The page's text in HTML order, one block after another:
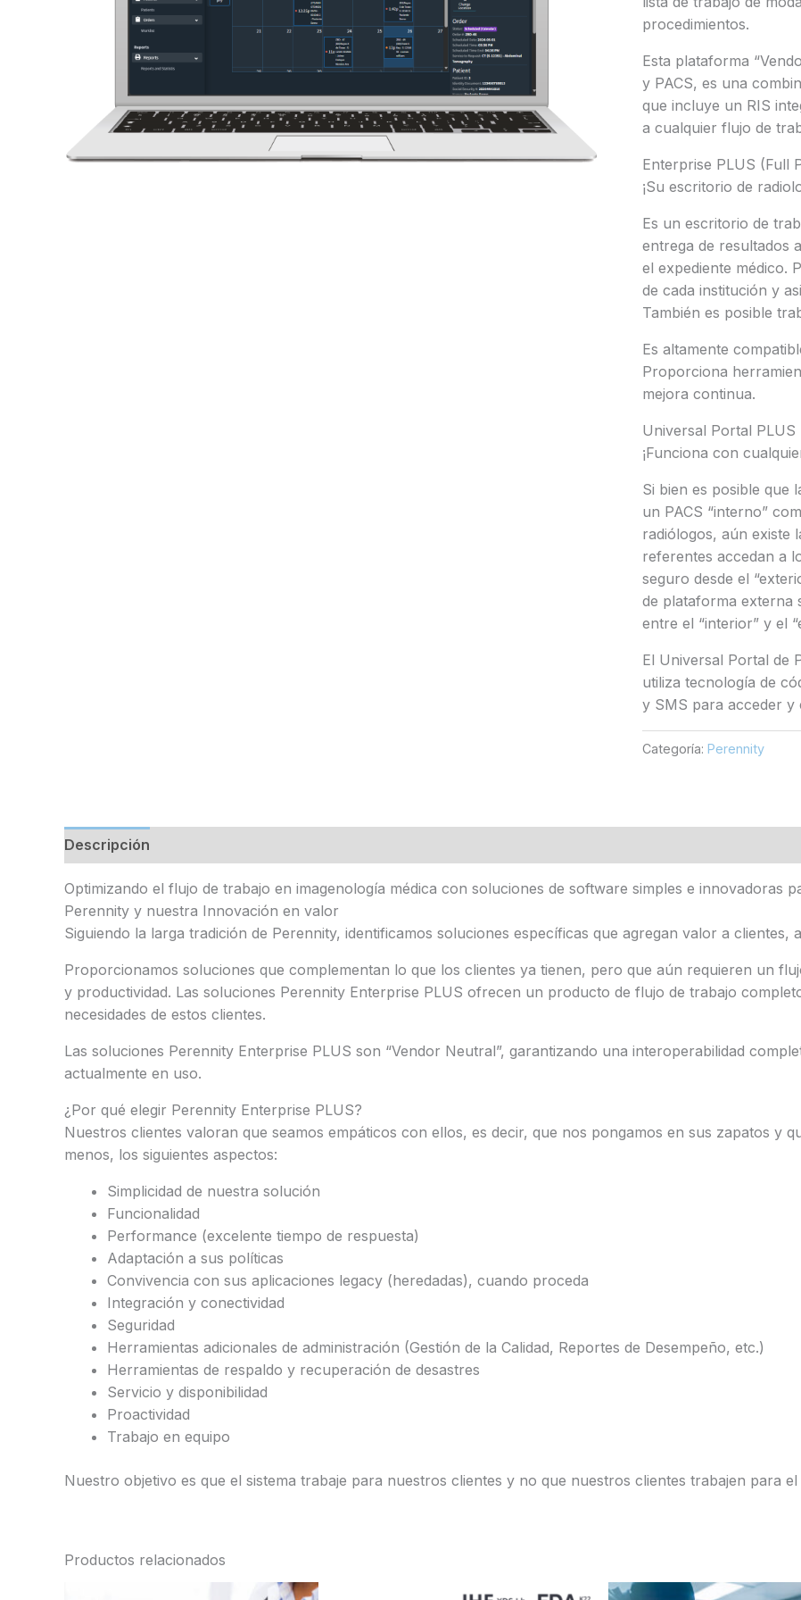
procedimientos.
Esta plataforma
y PACS, es una
que incluye un RIS
a cualquier flujo de
Enterprise PLUS (Full
¡Su escritorio de
Es un escritorio de
entrega de resultados
el expediente médico.
de cada institución y
También es posible
Es altamente
Proporciona
mejora continua.
Universal Portal PLUS
¡Funciona con
Si bien es posible que
un PACS “interno”
radiólogos, aún existe
referentes accedan a
seguro desde el
de plataforma externa
entre el “interior” y el
El Universal Portal de
utiliza tecnología de
y SMS para acceder y
Categoría: Perennity
Descripción
Optimizando el flujo de trabajo en imagenología médica con soluciones de software simples e innovadoras
Perennity y nuestra Innovación en valor
Siguiendo la larga tradición de Perennity, identificamos soluciones específicas que agregan valor a clientes,
Proporcionamos soluciones que complementan lo que los clientes ya tienen, pero que aún requieren un
y productividad. Las soluciones Perennity Enterprise PLUS ofrecen un producto de flujo de trabajo
necesidades de estos clientes.
Las soluciones Perennity Enterprise PLUS son “Vendor Neutral”, garantizando una interoperabilidad
actualmente en uso.
¿Por qué elegir Perennity Enterprise PLUS?
Nuestros clientes valoran que seamos empáticos con ellos, es decir, que nos pongamos en sus zapatos y
menos, los siguientes aspectos:
Simplicidad de nuestra solución
Funcionalidad
Performance (excelente tiempo de respuesta)
Adaptación a sus políticas
Convivencia con sus aplicaciones legacy (heredadas), cuando proceda
Integración y conectividad
Seguridad
Herramientas adicionales de administración (Gestión de la Calidad, Reportes de Desempeño, etc.)
Herramientas de respaldo y recuperación de desastres
Servicio y disponibilidad
Proactividad
Trabajo en equipo
Nuestro objetivo es que el sistema trabaje para nuestros clientes y no que nuestros clientes trabajen para el
Productos relacionados